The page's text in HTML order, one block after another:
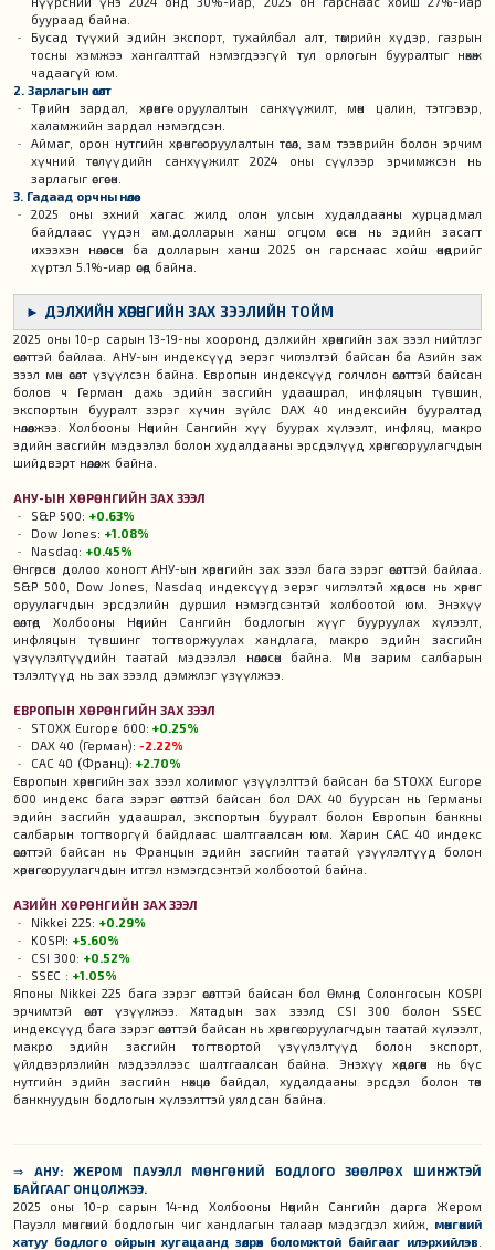
буураад байна.
Бусад түүхий эдийн экспорт, тухайлбал алт, төмрийн хүдэр, газрын
тосны хэмжээ хангалттай нэмэгдээгүй тул орлогын бууралтыг нөхөж
чадаагүй юм.
2. Зарлагын өсөлт
Төрийн зардал, хөрөнгө оруулалтын санхүүжилт, мөн цалин, тэтгэвэр,
халамжийн зардал нэмэгдсэн.
Аймаг, орон нутгийн хөрөнгө оруулалтын төсөл, зам тээврийн болон эрчим
хүчний төслүүдийн санхүүжилт 2024 оны сүүлээр эрчимжсэн нь
зарлагыг өсгөсөн.
3. Гадаад орчны нөлөө
2025 оны эхний хагас жилд олон улсын худалдааны хурцадмал
байдлаас үүдэн ам.долларын ханш огцом өссөн нь эдийн засагт
ихээхэн нөлөөлсөн ба долларын ханш 2025 он гарснаас хойш өнөөдрийг
хүртэл 5.1%-иар өсөөд байна.
► ДЭЛХИЙН ХӨРӨНГИЙН ЗАХ ЗЭЭЛИЙН ТОЙМ
2025 оны 10-р сарын 13-19-ны хооронд дэлхийн хөрөнгийн зах зээл нийтлэг
өсөлттэй байлаа. АНУ-ын индексүүд эерэг чиглэлтэй байсан ба Азийн зах
зээл мөн өсөлт үзүүлсэн байна. Европын индексүүд голчлон өсөлттэй байсан
болов ч Герман дахь эдийн засгийн удаашрал, инфляцын түвшин,
экспортын бууралт зэрэг хүчин зүйлс DAX 40 индексийн бууралтад
нөлөөлжээ. Холбооны Нөөцийн Сангийн хүү буурах хүлээлт, инфляц, макро
эдийн засгийн мэдээлэл болон худалдааны эрсдэлүүд хөрөнгө оруулагчдын
шийдвэрт нөлөөлж байна.
АНУ-ЫН ХӨРӨНГИЙН ЗАХ ЗЭЭЛ
S&P 500: +0.63%
Dow Jones: +1.08%
Nasdaq: +0.45%
Өнгөрсөн долоо хоногт АНУ-ын хөрөнгийн зах зээл бага зэрэг өсөлттэй байлаа.
S&P 500, Dow Jones, Nasdaq индексүүд эерэг чиглэлтэй хөдөлсөн нь хөрөнгө
оруулагчдын эрсдэлийн дуршил нэмэгдсэнтэй холбоотой юм. Энэхүү
өсөлтөд Холбооны Нөөцийн Сангийн бодлогын хүүг бууруулах хүлээлт,
инфляцын түвшинг тогтворжуулах хандлага, макро эдийн засгийн
үзүүлэлтүүдийн таатай мэдээлэл нөлөөлсөн байна. Мөн зарим салбарын
тэлэлтүүд нь зах зээлд дэмжлэг үзүүлжээ.
ЕВРОПЫН ХӨРӨНГИЙН ЗАХ ЗЭЭЛ
STOXX Europe 600:+0.25%
DAX 40 (Герман): -2.22%
CAC 40 (Франц):+2.70%
Европын хөрөнгийн зах зээл холимог үзүүлэлттэй байсан ба STOXX Europe
600 индекс бага зэрэг өсөлттэй байсан бол DAX 40 буурсан нь Германы
эдийн засгийн удаашрал, экспортын бууралт болон Европын банкны
салбарын тогтворгүй байдлаас шалтгаалсан юм. Харин CAC 40 индекс
өсөлттэй байсан нь Францын эдийн засгийн таатай үзүүлэлтүүд болон
хөрөнгө оруулагчдын итгэл нэмэгдсэнтэй холбоотой байна.
АЗИЙН ХӨРӨНГИЙН ЗАХ ЗЭЭЛ
Nikkei 225: +0.29%
KOSPI: +5.60%
CSI 300: +0.52%
SSEC : +1.05%
Японы Nikkei 225 бага зэрэг өсөлттэй байсан бол Өмнөд Солонгосын KOSPI
эрчимтэй өсөлт үзүүлжээ. Хятадын зах зээлд CSI 300 болон SSEC
индексүүд бага зэрэг өсөлттэй байсан нь хөрөнгө оруулагчдын таатай хүлээлт,
макро эдийн засгийн тогтвортой үзүүлэлтүүд болон экспорт,
үйлдвэрлэлийн мэдээллээс шалтгаалсан байна. Энэхүү хөдөлгөөн нь бүс
нутгийн эдийн засгийн нөхцөл байдал, худалдааны эрсдэл болон төв
банкнуудын бодлогын хүлээлттэй уялдсан байна.
⇒
АНУ: ЖЕРОМ ПАУЭЛЛ МӨНГӨНИЙ БОДЛОГО ЗӨӨЛРӨХ ШИНЖТЭЙ
БАЙГААГ ОНЦОЛЖЭЭ.
2025 оны 10-р сарын 14-нд Холбооны Нөөцийн Сангийн дарга Жером
Пауэлл мөнгөний бодлогын чиг хандлагын талаар мэдэгдэл хийж, мөнгөний
хатуу бодлого ойрын хугацаанд зөөлрөх боломжтой байгааг илэрхийлэв